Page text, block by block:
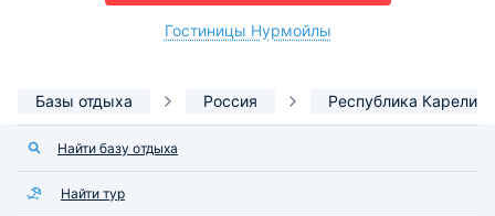
Гостиницы Нурмойлы
Базы отдыха Россия Республика Карелия
Найти базу отдыха
Найти тур